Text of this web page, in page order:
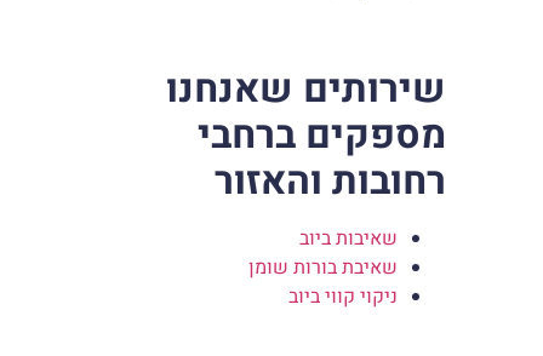
שירותים שאנחנו
מספקים ברחבי
רחובות והאזור
שאיבות ביוב
שאיבת בורות שומן
ניקוי קווי ביוב